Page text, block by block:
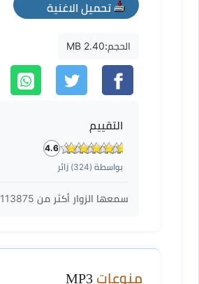
تحميل الاغنية
mp3
الحجم:2.40 MB
التقييم
4.6
بواسطة (324) زائر
سمعها الزوار أكثر من 113875
منوعات